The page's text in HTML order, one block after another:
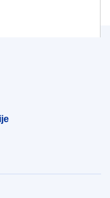
01aa75ed71a1
unije